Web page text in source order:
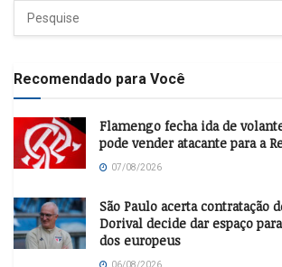
Recomendado para Você
Flamengo fecha ida de
pode vender atacante para a
07/08/2026
São Paulo acerta contratação
Dorival decide dar espaço
dos europeus
06/08/2026